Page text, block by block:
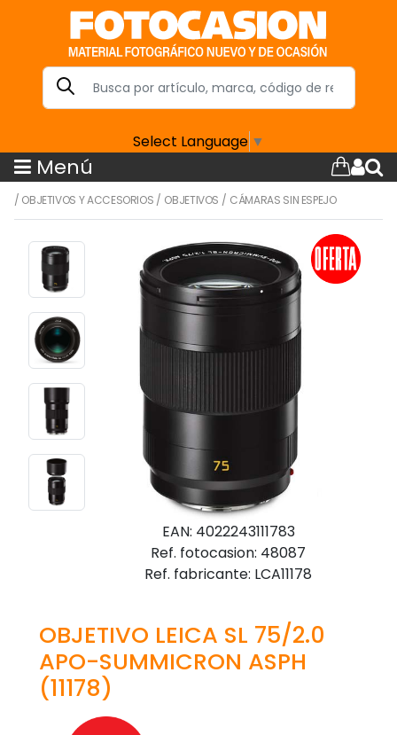
Select Language ▼
Menú
/ OBJETIVOS Y ACCESORIOS / OBJETIVOS / CÁMARAS SIN ESPEJO
EAN: 4022243111783
Ref. fotocasion: 48087
Ref. fabricante: LCA11178
OBJETIVO LEICA SL 75/2.0
APO-SUMMICRON ASPH
(11178)